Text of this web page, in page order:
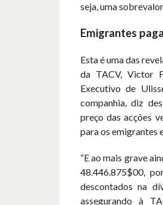
seja, uma
Emigrantes
Esta é uma das
da TACV, Victor
Executivo de
companhia, diz
preço das acções
para os emigrantes
“E ao mais grave
48.446.875$00,
descontados na
assegurando à